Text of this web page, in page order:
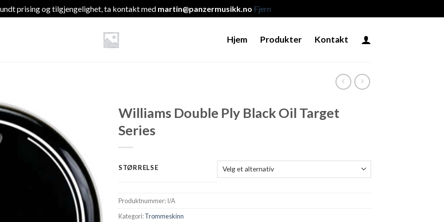
prising og tilgjengelighet, ta kontakt med martin@panzermusikk.no Fjern
Hjem Produkter Kontakt
Williams Double Ply Black Oil Target
Series
STØRRELSE
Produktnummer:I/A
Kategori:Trommeskinn